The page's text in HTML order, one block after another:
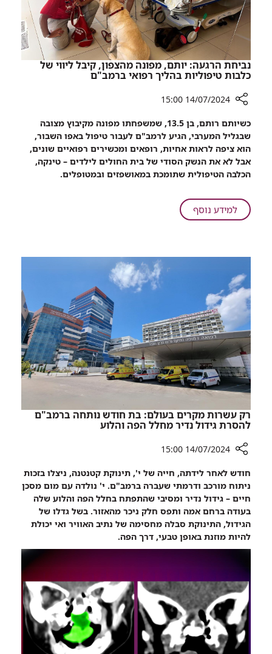
נביחת הרגעה: יותם, מפונה מהצפון, קיבל ליווי של
כלבות טיפוליות בהליך רפואי ברמב"ם
שיתוף
נביחת
הרגעה:
יותם,
מפונה
קיבל
ליווי
טיפוליות
רפואי
ברמב"ם
14/07/2024 15:00
כשיותם רותם, בן 13.5, שמשפחתו מפונה מקיבוץ מצובה
שבגליל המערבי, הגיע לרמב"ם לעבור טיפול באפו השבור,
הוא ציפה לראות אחיות, רופאים ומכשירים רפואיים שונים,
אבל לא את הנשק הסודי של בית החולים לילדים – טינקה,
הכלבה הטיפולית שתומכת במאושפזים ובמטופלים.
למידע נוסףעל
נביחת
של
כלבות
טיפוליות
בהליך
רפואי
ברמב"ם
רק עשרות מקרים בעולם: בת חודש נותחה ברמב"ם
להסרת גידול נדיר מחלל הפה והלוע
שיתוף
עשרות
מקרים
בעולם:
ברמב"ם
להסרת
גידול
נדיר
מחלל
הפה
14/07/2024 15:00
חודש לאחר לידתה, חייה של י', תינוקת קטנטנה, ניצלו בזכות
ניתוח מורכב ודרמתי שעברה ברמב"ם. י' נולדה עם מום מסכן
חיים – גידול נדיר ומסיבי שהתפתח בחלל הפה והלוע שלה
בעודה ברחם אמה ותפס חלק ניכר מהאזור. בשל גדלו של
הגידול, התינוקת סבלה מחסימה של נתיב האוויר ואי יכולת
להיות מוזנת באופן טבעי, דרך הפה.